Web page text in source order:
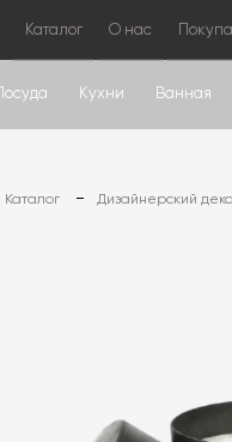
Каталог О нас
Посуда Кухни Ванная
Каталог Дизайнерский